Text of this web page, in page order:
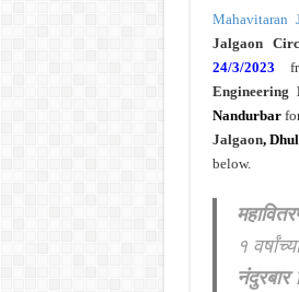
Mahavitaran
Jalgaon
24/3/2023
Engineering
Nandurbar
Jalgaon,
below.
१
नंदुरबार